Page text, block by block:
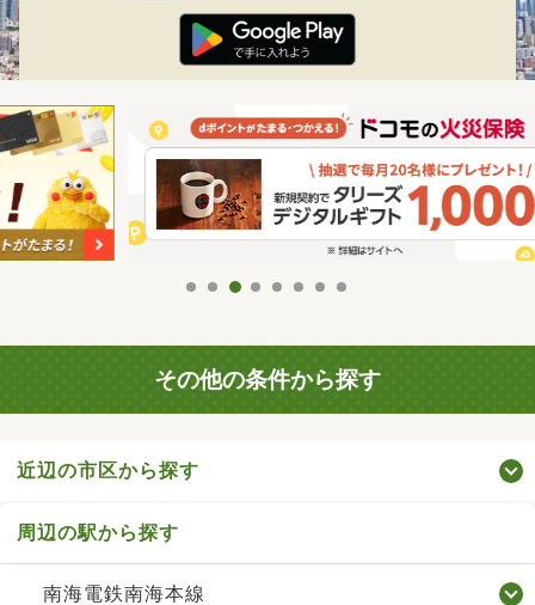
その他の条件から探す
近辺の市区から探す
周辺の駅から探す
南海電鉄南海本線